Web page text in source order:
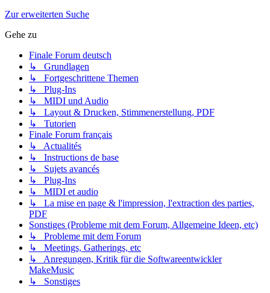
Zur erweiterten Suche
Gehe zu
Finale Forum deutsch
↳ Grundlagen
↳ Fortgeschrittene Themen
↳ Plug-Ins
↳ MIDI und Audio
↳ Layout & Drucken, Stimmenerstellung, PDF
↳ Tutorien
Finale Forum français
↳ Actualités
↳ Instructions de base
↳ Sujets avancés
↳ Plug-Ins
↳ MIDI et audio
↳ La mise en page & l'impression, l'extraction des parties,
PDF
Sonstiges (Probleme mit dem Forum, Allgemeine Ideen, etc)
↳ Probleme mit dem Forum
↳ Meetings, Gatherings, etc
↳ Anregungen, Kritik für die Softwareentwickler
MakeMusic
↳ Sonstiges